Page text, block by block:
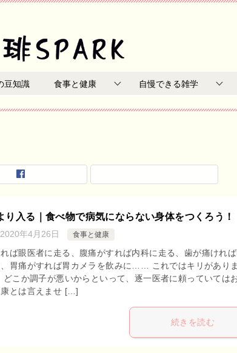
豆知識 食事と健康 自慢できる雑学
り入る｜食べ物で病気にならない身体をつくろう！
2020年4月26日 食事と健康
ば眼医者に走る、腹痛がすれば内科に走る、歯が痛けれ
胃痛がすれば胃カメラを飲みに…… これではキリがあり
どこか調子が悪いからといって、逐一医者に頼っていては
とは言えませ […]
続きを読む